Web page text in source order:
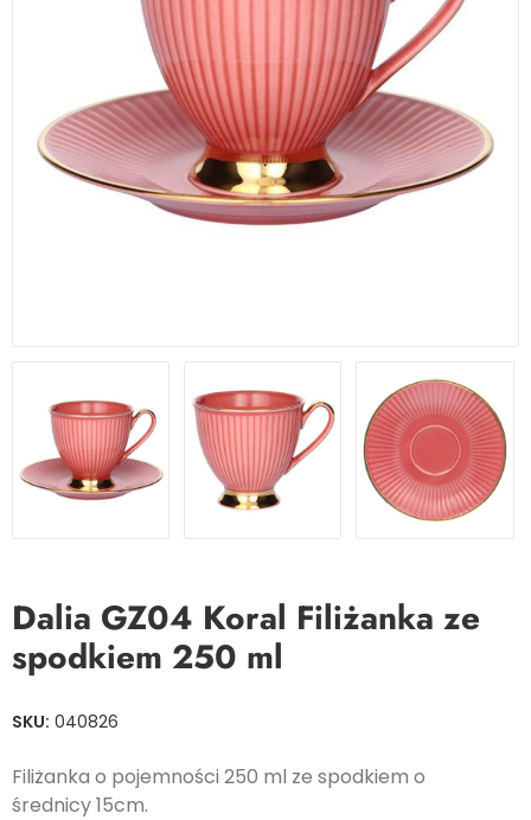
Dalia GZ04 Koral Filiżanka ze
spodkiem 250 ml
SKU: 040826
Filiżanka o pojemności 250 ml ze spodkiem o
średnicy 15cm.